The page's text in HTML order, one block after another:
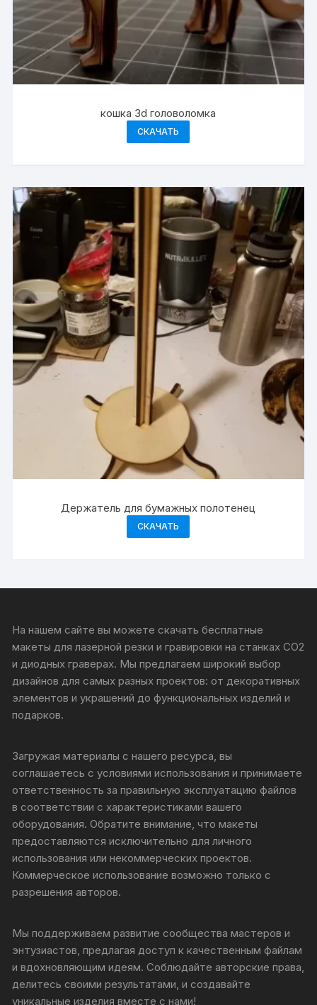
кошка 3d головоломка
СКАЧАТЬ
Держатель для бумажных полотенец
СКАЧАТЬ
На нашем сайте вы можете скачать бесплатные
макеты для лазерной резки и гравировки на станках CO2
и диодных граверах. Мы предлагаем широкий выбор
дизайнов для самых разных проектов: от декоративных
элементов и украшений до функциональных изделий и
подарков.
Загружая материалы с нашего ресурса, вы
соглашаетесь с условиями использования и принимаете
ответственность за правильную эксплуатацию файлов
в соответствии с характеристиками вашего
оборудования. Обратите внимание, что макеты
предоставляются исключительно для личного
использования или некоммерческих проектов.
Коммерческое использование возможно только с
разрешения авторов.
Мы поддерживаем развитие сообщества мастеров и
энтузиастов, предлагая доступ к качественным файлам
и вдохновляющим идеям. Соблюдайте авторские права,
делитесь своими результатами, и создавайте
уникальные изделия вместе с нами!